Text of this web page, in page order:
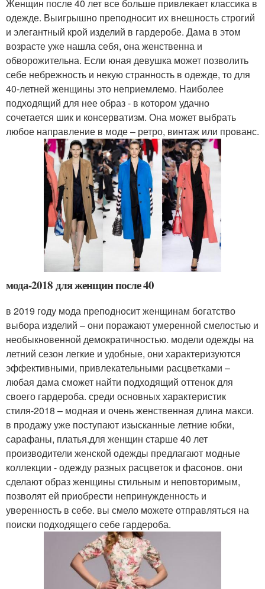
Женщин после 40 лет все больше привлекает классика в
одежде. Выигрышно преподносит их внешность строгий
и элегантный крой изделий в гардеробе. Дама в этом
возрасте уже нашла себя, она женственна и
обворожительна. Если юная девушка может позволить
себе небрежность и некую странность в одежде, то для
40-летней женщины это неприемлемо. Наиболее
подходящий для нее образ - в котором удачно
сочетается шик и консерватизм. Она может выбрать
любое направление в моде – ретро, винтаж или прованс.
мода-2018 для женщин после 40
в 2019 году мода преподносит женщинам богатство
выбора изделий – они поражают умеренной смелостью и
необыкновенной демократичностью. модели одежды на
летний сезон легкие и удобные, они характеризуются
эффективными, привлекательными расцветками –
любая дама сможет найти подходящий оттенок для
своего гардероба. среди основных характеристик
стиля-2018 – модная и очень женственная длина макси.
в продажу уже поступают изысканные летние юбки,
сарафаны, платья.для женщин старше 40 лет
производители женской одежды предлагают модные
коллекции - одежду разных расцветок и фасонов. они
сделают образ женщины стильным и неповторимым,
позволят ей приобрести непринужденность и
уверенность в себе. вы смело можете отправляться на
поиски подходящего себе гардероба.